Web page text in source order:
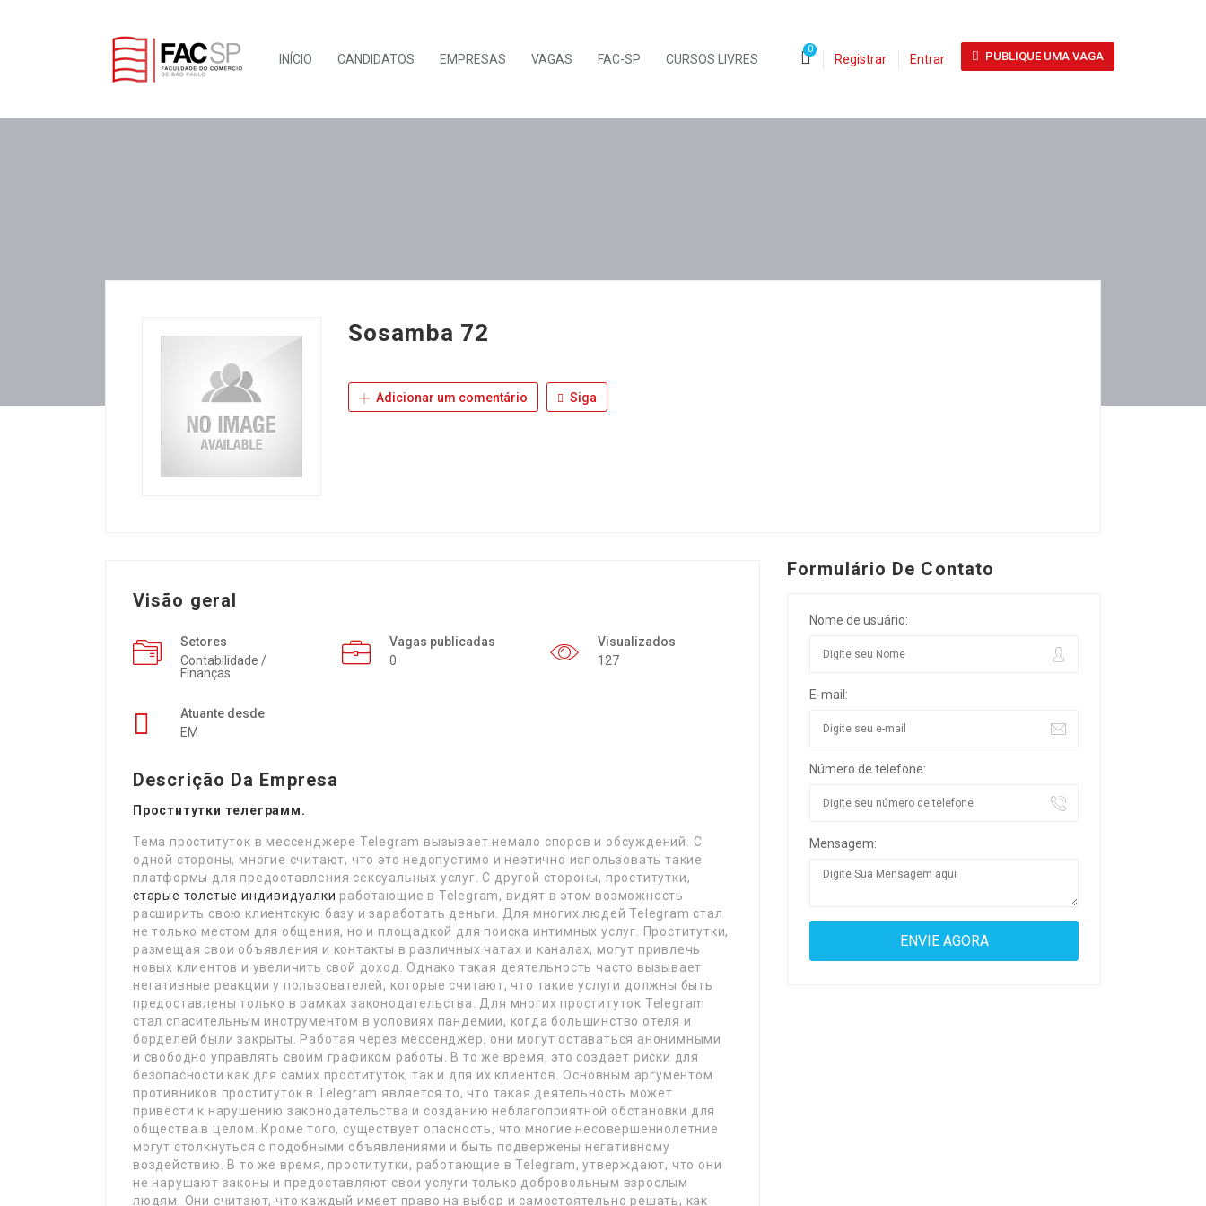
INÍCIO CANDIDATOS EMPRESAS VAGAS FAC-SP CURSOS LIVRES
0
Registrar Entrar PUBLIQUE UMA VAGA
Sosamba 72
Adicionar um comentário Siga
Visão geral
Setores
Contabilidade /
Finanças
Vagas publicadas
0
Visualizados
127
Atuante desde
EM
Descrição Da Empresa
Проститутки телеграмм.
Тема проституток в мессенджере Telegram вызывает немало споров и обсуждений. С
одной стороны, многие считают, что это недопустимо и неэтично использовать такие
платформы для предоставления сексуальных услуг. С другой стороны, проститутки,
старые толстые индивидуалки работающие в Telegram, видят в этом возможность
расширить свою клиентскую базу и заработать деньги. Для многих людей Telegram стал
не только местом для общения, но и площадкой для поиска интимных услуг. Проститутки,
размещая свои объявления и контакты в различных чатах и каналах, могут привлечь
новых клиентов и увеличить свой доход. Однако такая деятельность часто вызывает
негативные реакции у пользователей, которые считают, что такие услуги должны быть
предоставлены только в рамках законодательства. Для многих проституток Telegram
стал спасительным инструментом в условиях пандемии, когда большинство отеля и
борделей были закрыты. Работая через мессенджер, они могут оставаться анонимными
и свободно управлять своим графиком работы. В то же время, это создает риски для
безопасности как для самих проституток, так и для их клиентов. Основным аргументом
противников проституток в Telegram является то, что такая деятельность может
привести к нарушению законодательства и созданию неблагоприятной обстановки для
общества в целом. Кроме того, существует опасность, что многие несовершеннолетние
могут столкнуться с подобными объявлениями и быть подвержены негативному
воздействию. В то же время, проститутки, работающие в Telegram, утверждают, что они
не нарушают законы и предоставляют свои услуги только добровольным взрослым
людям. Они считают, что каждый имеет право на выбор и самостоятельно решать, как
Formulário De Contato
Nome de usuário:
E-mail:
Número de telefone:
Mensagem: